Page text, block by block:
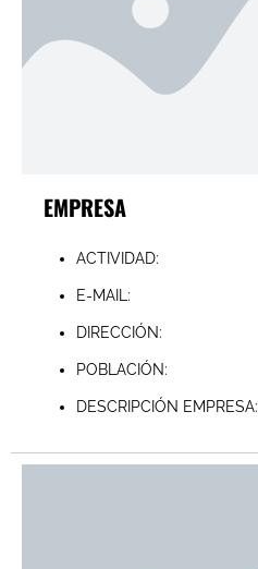
EMPRESA
ACTIVIDAD:
E-MAIL:
DIRECCIÓN:
POBLACIÓN:
DESCRIPCIÓN EMPRESA: